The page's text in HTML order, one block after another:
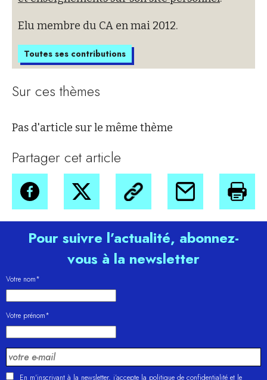
Elu membre du CA en mai 2012.
Toutes ses contributions
Sur ces thèmes
Pas d'article sur le même thème
Partager cet article
Pour suivre l’actualité, abonnez-
vous à la newsletter
Votre nom*
Votre prénom*
En m'inscrivant à la newsletter, j’accepte la politique de confidentialité et le